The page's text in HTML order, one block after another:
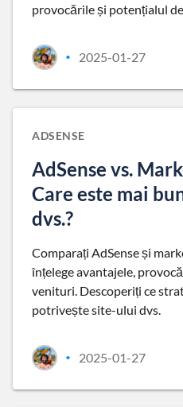
provocările și potențialul
• 2025-01-27
ADSENSE
AdSense vs.
Care este mai
dvs.?
Comparați AdSense și
înțelege avantajele,
venituri. Descoperiți ce
potrivește site-ului dvs.
• 2025-01-27